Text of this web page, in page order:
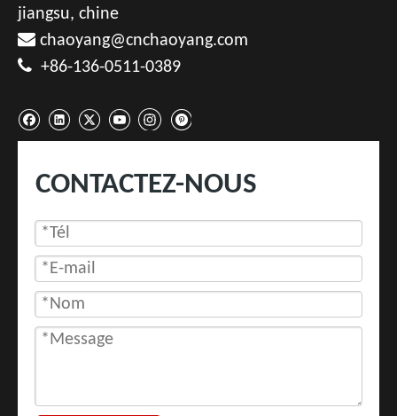
jiangsu, chine
 chaoyang@cnchaoyang.com
 +86-136-0511-0389
CONTACTEZ-NOUS